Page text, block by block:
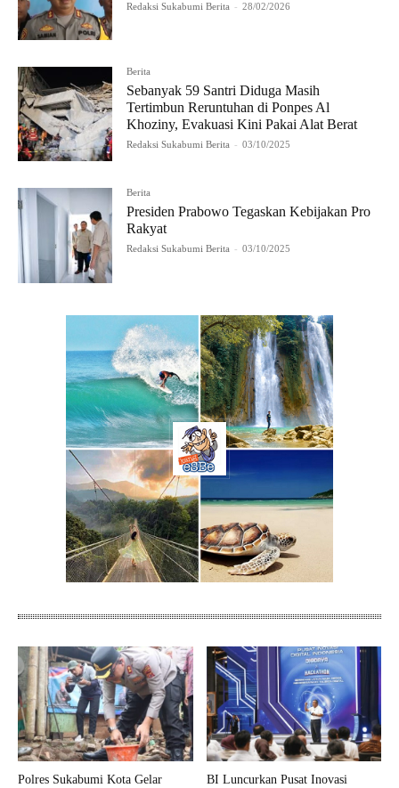
Redaksi Sukabumi Berita - 28/02/2026
Berita
Sebanyak 59 Santri Diduga Masih
Tertimbun Reruntuhan di Ponpes Al
Khoziny, Evakuasi Kini Pakai Alat Berat
Redaksi Sukabumi Berita - 03/10/2025
Berita
Presiden Prabowo Tegaskan Kebijakan Pro
Rakyat
Redaksi Sukabumi Berita - 03/10/2025
Polres Sukabumi Kota Gelar
BI Luncurkan Pusat Inovasi